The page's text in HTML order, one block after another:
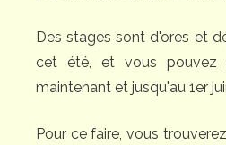
Des stages sont d'ores et
cet été, et vous pouvez
maintenant et jusqu'au 1er
Pour ce faire, vous